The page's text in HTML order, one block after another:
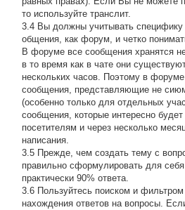
то используйте транслит.
3.4 Вы должны учитывать
общения, как форум, и четко
В форуме все сообщения хранятся
в то время как в чате они
нескольких часов. Поэтому в
сообщения, представляющие не
(особенно только для отдельных
сообщения, которые интересно будет
посетителям и через несколько
написания.
3.5 Прежде, чем создать тему с
правильно сформулировать для
практически 90% ответа.
3.6 Пользуйтесь поиском и
нахождения ответов на вопросы.